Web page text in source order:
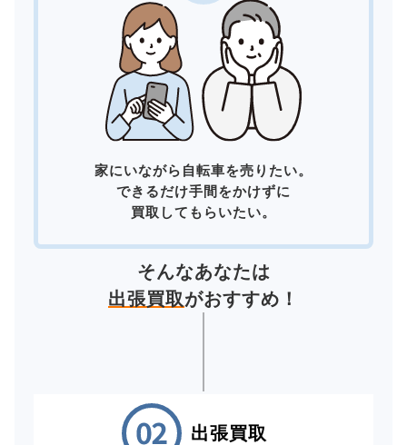
家にいながら自転車を売りたい。
できるだけ手間をかけずに
買取してもらいたい。
そんなあなたは
出張買取がおすすめ！
出張買取